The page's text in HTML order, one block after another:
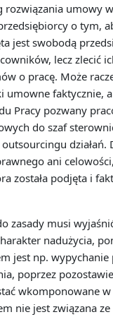
umowy
o tym,
jest swobodą
lecz
o pracę. Może
faktycznie,
Pracy pozwany
do szaf
ani
podjęta i
zasady musi
nadużycia,
jest np.
poprzez
wkomponowane
nie jest związana